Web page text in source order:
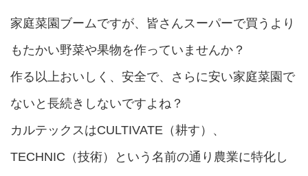
家庭菜園ブームですが、皆さんスーパーで買うより
もたかい野菜や果物を作っていませんか？
作る以上おいしく、安全で、さらに安い家庭菜園で
ないと長続きしないですよね？
カルテックスはCULTIVATE（耕す）、
TECHNIC（技術）という名前の通り農業に特化し